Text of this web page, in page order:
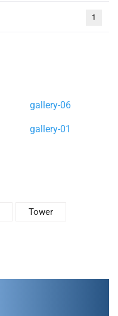
1
gallery-06
gallery-01
Tower